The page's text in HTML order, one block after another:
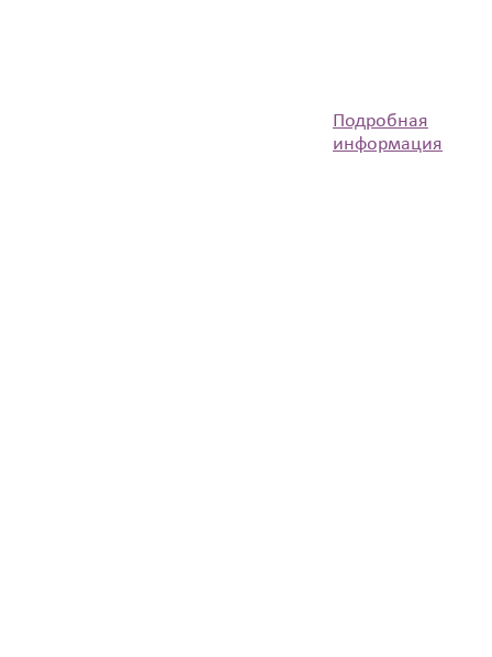
Подробная
информация